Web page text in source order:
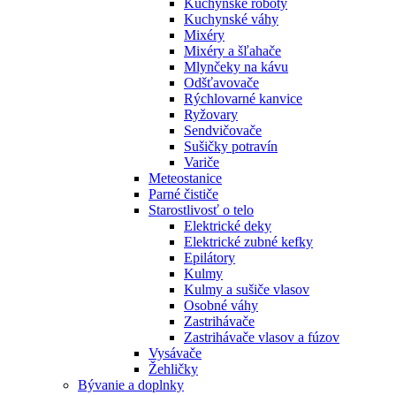
Kuchynské roboty
Kuchynské váhy
Mixéry
Mixéry a šľahače
Mlynčeky na kávu
Odšťavovače
Rýchlovarné kanvice
Ryžovary
Sendvičovače
Sušičky potravín
Variče
Meteostanice
Parné čističe
Starostlivosť o telo
Elektrické deky
Elektrické zubné kefky
Epilátory
Kulmy
Kulmy a sušiče vlasov
Osobné váhy
Zastrihávače
Zastrihávače vlasov a fúzov
Vysávače
Žehličky
Bývanie a doplnky